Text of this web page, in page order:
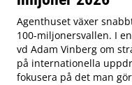
Agenthuset växer
100-miljonersvallen. I
vd Adam Vinberg om
på internationella
fokusera på det man